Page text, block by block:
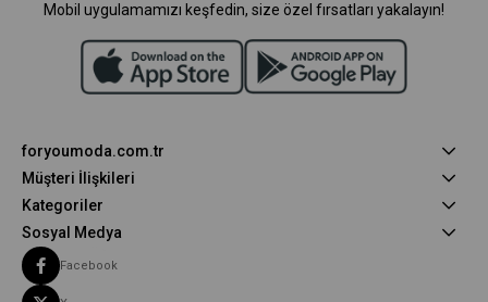
Mobil uygulamamızı keşfedin, size özel fırsatları yakalayın!
foryoumoda.com.tr
Müşteri İlişkileri
Kategoriler
Sosyal Medya
Facebook